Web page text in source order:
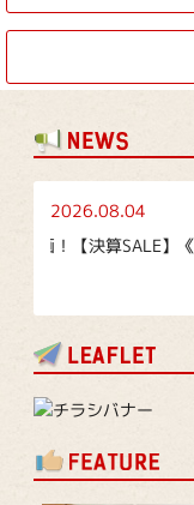
2026.08.04
】《期間
8/8(土)～